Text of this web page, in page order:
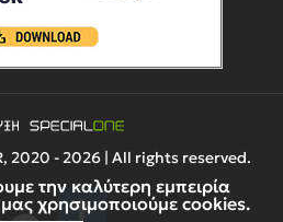
την καλύτερη εμπειρία
χρησιμοποιούμε cookies.
2020 - 2026 | All rights reserved.